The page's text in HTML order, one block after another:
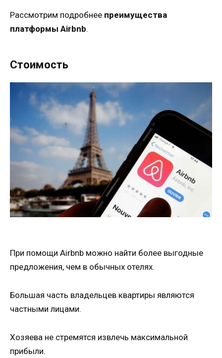
Рассмотрим подробнее преимущества
платформы Airbnb.
Стоимость
При помощи Airbnb можно найти более выгодные
предложения, чем в обычных отелях.
Большая часть владельцев квартиры являются
частными лицами.
Хозяева не стремятся извлечь максимальной
прибыли.